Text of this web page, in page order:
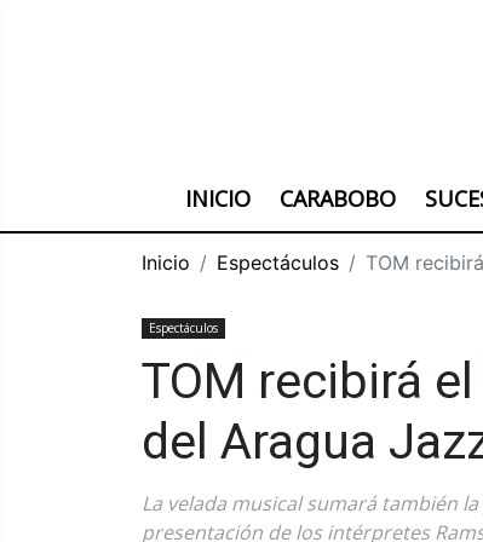
INICIO CARABOBO
Inicio Espectáculos TOM
Espectáculos
TOM recibirá
del Aragua
La velada musical sumará también
presentación de los intérpretes